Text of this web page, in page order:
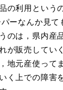
の利用という
ーなんか見
のは，県内産
販売してい
地元産使って
上での障害